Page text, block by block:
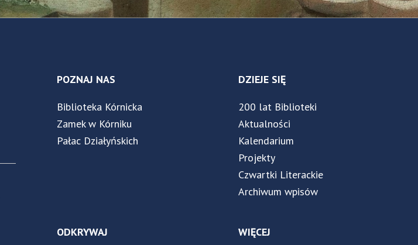
POZNAJ NAS
Biblioteka Kórnicka
Zamek w Kórniku
Pałac Działyńskich
DZIEJE SIĘ
200 lat Biblioteki
Aktualności
Kalendarium
Projekty
Czwartki Literackie
Archiwum wpisów
ODKRYWAJ WIĘCEJ